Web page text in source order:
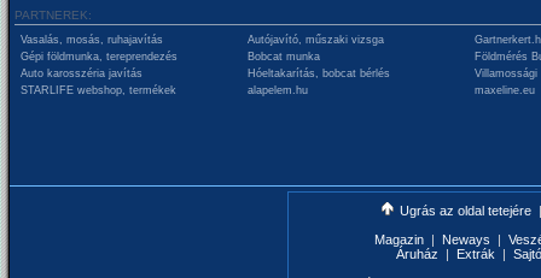
PARTNEREK:
Vasalás, mosás, ruhajavítás Autójavító, műszaki vizsga
Gépi földmunka, tereprendezés
Bobcat munka
Földmérés
Auto karosszéria javítás
Hóeltakarítás, bobcat bérlés
Villamossági
STARLIFE webshop, termékek
alapelem.hu maxeline.eu
Ugrás az oldal tetejére
|
Magazin | Neways |
Áruház
| Extrák |